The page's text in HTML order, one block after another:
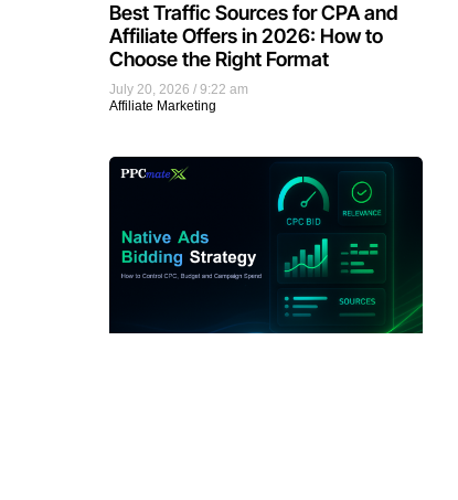
July 20, 2026
9:22 am
Affiliate Marketing
Best Traffic Sources for CPA and
Affiliate Offers in 2026: How to
Choose the Right Format